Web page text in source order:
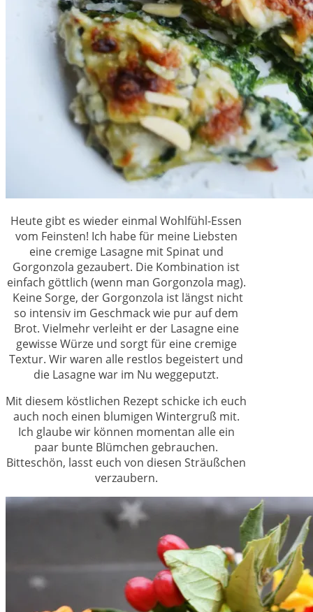
Heute gibt es wieder einmal Wohlfühl-Essen
vom Feinsten! Ich habe für meine Liebsten
eine cremige Lasagne mit Spinat und
Gorgonzola gezaubert. Die Kombination ist
einfach göttlich (wenn man Gorgonzola mag).
Keine Sorge, der Gorgonzola ist längst nicht
so intensiv im Geschmack wie pur auf dem
Brot. Vielmehr verleiht er der Lasagne eine
gewisse Würze und sorgt für eine cremige
Textur. Wir waren alle restlos begeistert und
die Lasagne war im Nu weggeputzt.
Mit diesem köstlichen Rezept schicke ich euch
auch noch einen blumigen Wintergruß mit.
Ich glaube wir können momentan alle ein
paar bunte Blümchen gebrauchen.
Bitteschön, lasst euch von diesen Sträußchen
verzaubern.